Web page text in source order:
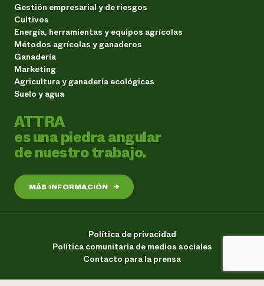
Gestión empresarial y de riesgos
Cultivos
Energía, herramientas y equipos agrícolas
Métodos agrícolas y ganaderos
Ganadería
Marketing
Agricultura y ganadería ecológicas
Suelo y agua
ATTRA
es una piedra angular
de nuestro trabajo.
MÁS INFORMACIÓN →
Política de privacidad
Política comunitaria de medios sociales
Contacto para la prensa